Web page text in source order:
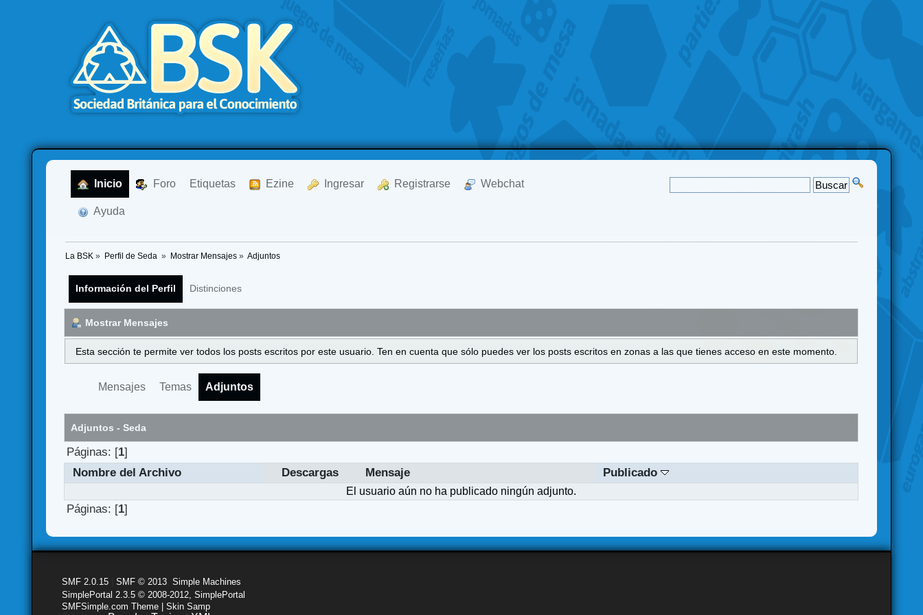
Inicio Foro Etiquetas Ezine Ingresar Registrarse Webchat
Ayuda
La BSK » Perfil de Seda » Mostrar Mensajes» Adjuntos
Información del Perfil Distinciones
Mostrar Mensajes
Esta sección te permite ver todos los posts escritos por este usuario. Ten en cuenta que sólo puedes ver los posts escritos en zonas a las que tienes acceso en este momento.
Mensajes Temas Adjuntos
Adjuntos - Seda
Páginas: [1]
Nombre del Archivo
Descargas Mensaje Publicado
El usuario aún no ha publicado ningún adjunto.
Páginas: [1]
SMF 2.0.15 |SMF © 2013 ,Simple Machines
SimplePortal 2.3.5 © 2008-2012, SimplePortal
SMFSimple.com Theme | Skin Samp